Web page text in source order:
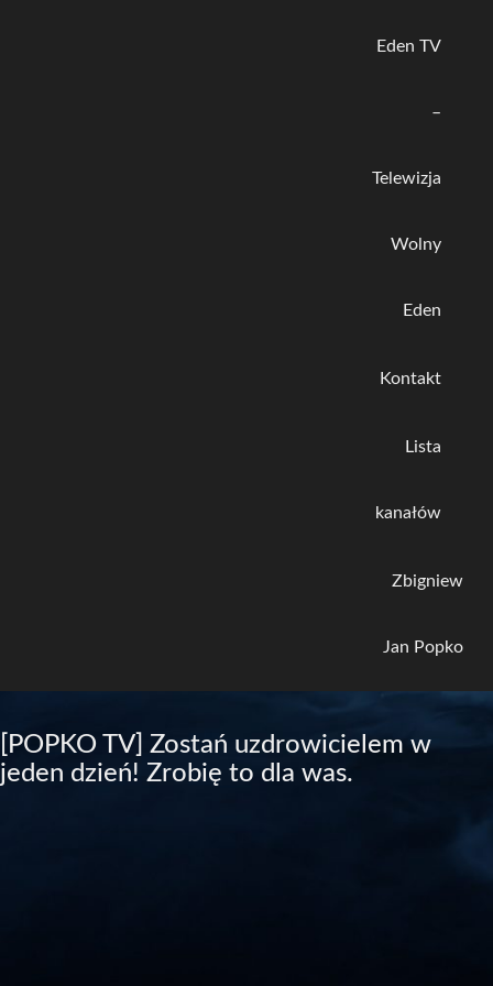
Eden TV
–
Telewizja
Wolny
Eden
Kontakt
Lista
kanałów
Zbigniew
Jan Popko
[POPKO TV] Zostań uzdrowicielem w
jeden dzień! Zrobię to dla was.